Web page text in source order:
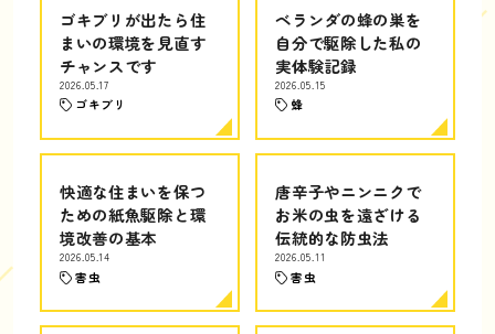
ゴキブリが出たら住
まいの環境を見直す
チャンスです
2026.05.17
ゴキブリ
ベランダの蜂の巣を
自分で駆除した私の
実体験記録
2026.05.15
蜂
快適な住まいを保つ
ための紙魚駆除と環
境改善の基本
2026.05.14
害虫
唐辛子やニンニクで
お米の虫を遠ざける
伝統的な防虫法
2026.05.11
害虫